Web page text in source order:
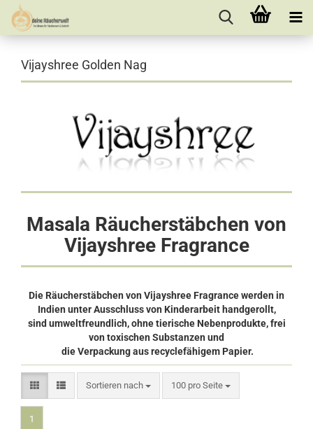
Vijayshree Golden Nag
Masala Räucherstäbchen von
Vijayshree Fragrance
Die Räucherstäbchen von Vijayshree Fragrance werden in
Indien unter Ausschluss von Kinderarbeit handgerollt,
sind umweltfreundlich, ohne tierische Nebenprodukte, frei
von toxischen Substanzen und
die Verpackung aus recyclefähigem Papier.
Sortieren nach
Sortieren nach 100 pro Seite
pro Seite
1